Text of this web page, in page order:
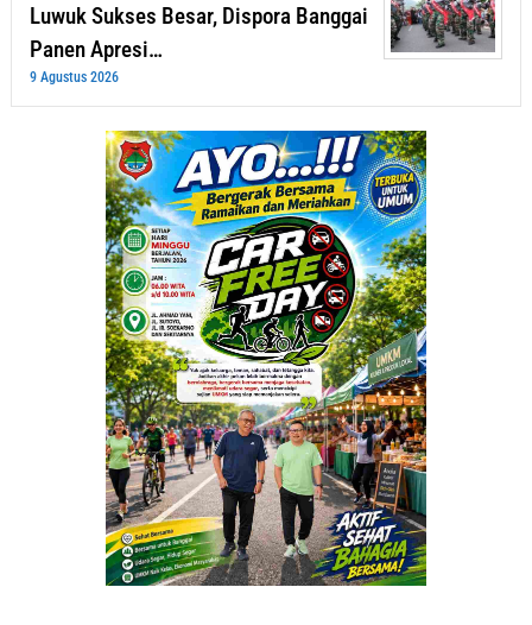
Luwuk Sukses Besar, Dispora Banggai
Panen Apresi…
9 Agustus 2026